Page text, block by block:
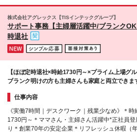
株式会社アグレックス【TISインテックグループ】
サポート事務【主婦層活躍中/ブランク
時退社
【ほぼ定時退社×時給1730円～×プライム上場グル
ブランク明けの方も主婦さんも家庭と両立できま
仕事内容
《実働7時間｜デスクワーク｜残業少なめ》＊時
1730円～＊ママさん・主婦さん活躍中*正社員登
り＊創業70年の安定企業＊リフレッシュ休暇（